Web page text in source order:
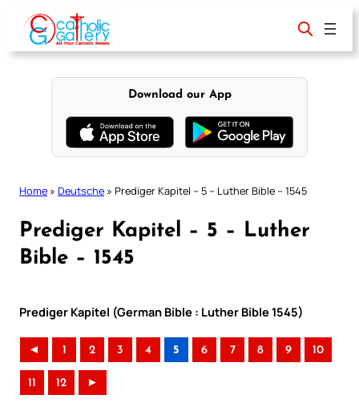
content
Download our App
Home » Deutsche » Prediger Kapitel – 5 – Luther Bible – 1545
Prediger Kapitel – 5 – Luther
Bible – 1545
Prediger Kapitel (German Bible : Luther Bible 1545)
◄ 1 2 3 4 5 6 7 8 9 10
11 12 ►